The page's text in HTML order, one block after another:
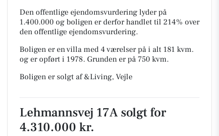
Den offentlige ejendomsvurdering lyder på
1.400.000 og boligen er derfor handlet til 214% over
den offentlige ejendomsvurdering.
Boligen er en villa med 4 værelser på i alt 181 kvm.
og er opført i 1978. Grunden er på 750 kvm.
Boligen er solgt af &Living, Vejle
Lehmannsvej 17A solgt for
4.310.000 kr.